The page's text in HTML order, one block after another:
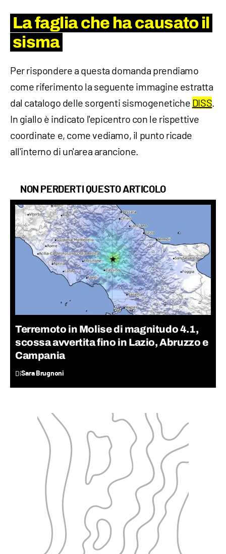
La faglia che ha causato il
sisma
Per rispondere a questa domanda prendiamo
come riferimento la seguente immagine estratta
dal catalogo delle sorgenti sismogenetiche DISS.
In giallo è indicato l'epicentro con le rispettive
coordinate e, come vediamo, il punto ricade
all'interno di un'area arancione.
NON PERDERTI QUESTO ARTICOLO
Terremoto in Molise di magnitudo 4.1,
scossa avvertita fino in Lazio, Abruzzo e
Campania
DiSara Brugnoni